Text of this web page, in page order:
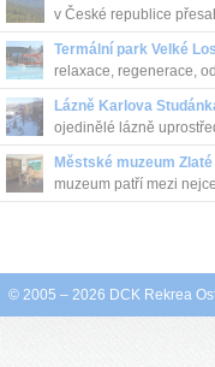
v České republice
Termální park Velké
relaxace, regenerace,
Lázně Karlova
ojedinělé lázně
Městské muzeum
muzeum patří mezi
© 2005 – 2026 DCK Rekrea